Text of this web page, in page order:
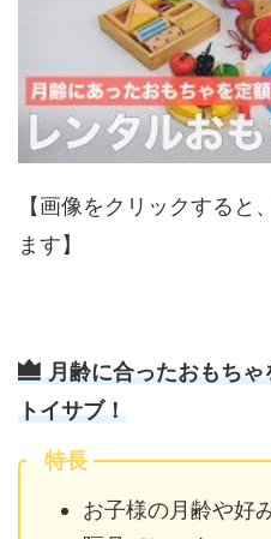
【画像をクリックすると
ます】
月齢に合ったおもち
トイサブ！
特長
お子様の月齢や好